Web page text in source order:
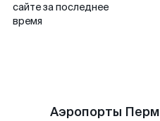
сайте за последнее
время
Аэропорты